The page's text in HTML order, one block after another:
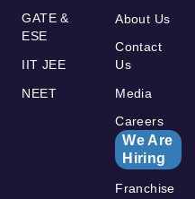
GATE &
ESE
IIT JEE
NEET
About Us
Contact
Us
Media
Careers
We Are
Hiring
Franchise